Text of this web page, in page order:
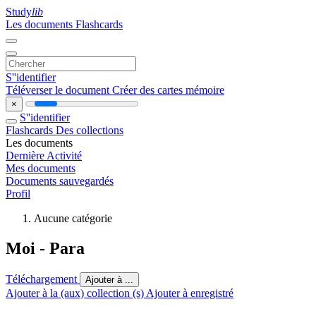
Studylib
Les documents Flashcards
S''identifier
Téléverser le document Créer des cartes mémoire
×
S''identifier
Flashcards Des collections
Les documents
Dernière Activité
Mes documents
Documents sauvegardés
Profil
Aucune catégorie
Moi - Para
Téléchargement Ajouter à ...
Ajouter à la (aux) collection (s) Ajouter à enregistré